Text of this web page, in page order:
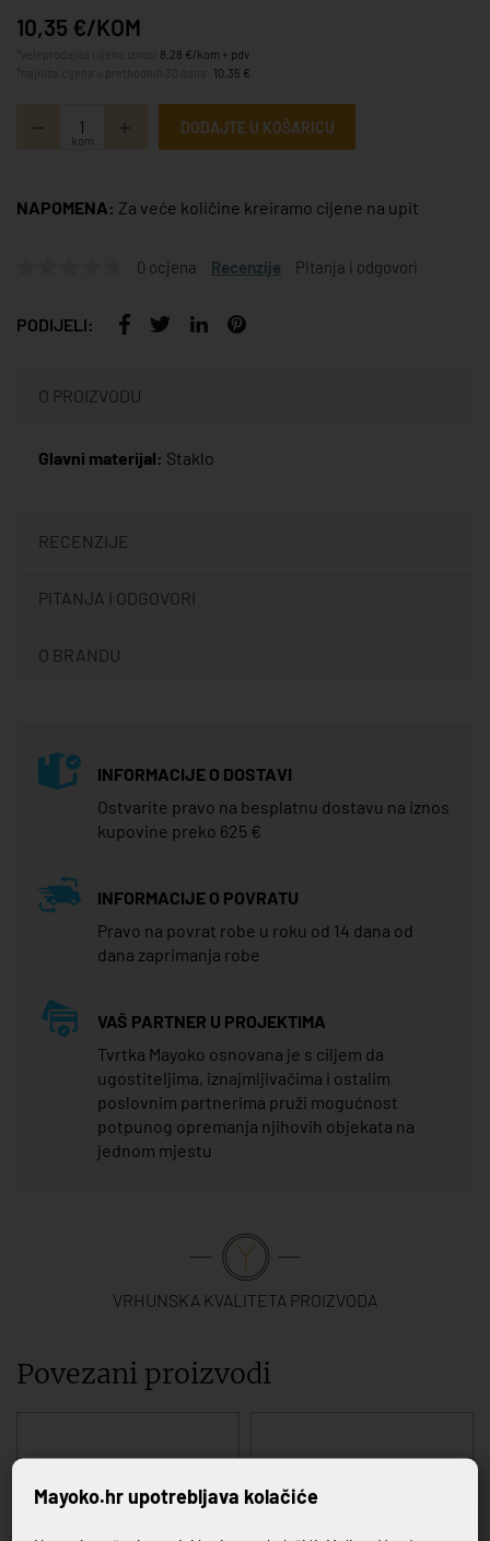
10,35 €/KOM
8,28 €/kom + pdv
10,35 €
kom
DODAJTE U KOŠARICU
NAPOMENA: Za veće količine kreiramo cijene na upit
0 ocjena Recenzije Pitanja i odgovori
PODIJELI:
O PROIZVODU
Glavni materijal: Staklo
RECENZIJE
PITANJA I ODGOVORI
O BRANDU
INFORMACIJE O DOSTAVI
Ostvarite pravo na besplatnu dostavu na iznos
kupovine preko 625 €
INFORMACIJE O POVRATU
Pravo na povrat robe u roku od 14 dana od
dana zaprimanja robe
VAŠ PARTNER U PROJEKTIMA
Tvrtka Mayoko osnovana je s ciljem da
ugostiteljima, iznajmljivačima i ostalim
poslovnim partnerima pruži mogućnost
potpunog opremanja njihovih objekata na
jednom mjestu
VRHUNSKA KVALITETA PROIZVODA
Povezani proizvodi
Mayoko.hr upotrebljava kolačiće